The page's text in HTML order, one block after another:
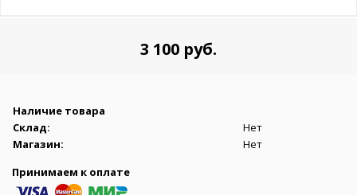
3 100 руб.
Наличие товара
Склад:
Нет
Магазин:
Нет
Принимаем к оплате